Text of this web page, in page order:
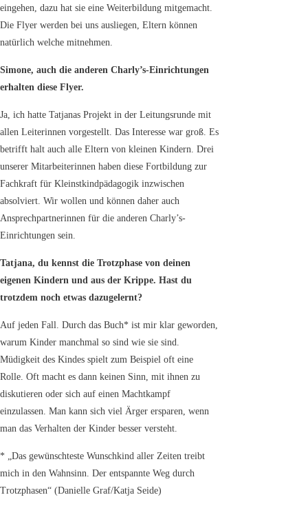
eingehen, dazu hat sie eine Weiterbildung mitgemacht.
Die Flyer werden bei uns ausliegen, Eltern können
natürlich welche mitnehmen.
Simone, auch die anderen Charly’s-Einrichtungen
erhalten diese Flyer.
Ja, ich hatte Tatjanas Projekt in der Leitungsrunde mit
allen Leiterinnen vorgestellt. Das Interesse war groß. Es
betrifft halt auch alle Eltern von kleinen Kindern. Drei
unserer Mitarbeiterinnen haben diese Fortbildung zur
Fachkraft für Kleinstkindpädagogik inzwischen
absolviert. Wir wollen und können daher auch
Ansprechpartnerinnen für die anderen Charly’s-
Einrichtungen sein.
Tatjana, du kennst die Trotzphase von deinen
eigenen Kindern und aus der Krippe. Hast du
trotzdem noch etwas dazugelernt?
Auf jeden Fall. Durch das Buch* ist mir klar geworden,
warum Kinder manchmal so sind wie sie sind.
Müdigkeit des Kindes spielt zum Beispiel oft eine
Rolle. Oft macht es dann keinen Sinn, mit ihnen zu
diskutieren oder sich auf einen Machtkampf
einzulassen. Man kann sich viel Ärger ersparen, wenn
man das Verhalten der Kinder besser versteht.
* „Das gewünschteste Wunschkind aller Zeiten treibt
mich in den Wahnsinn. Der entspannte Weg durch
Trotzphasen“ (Danielle Graf/Katja Seide)